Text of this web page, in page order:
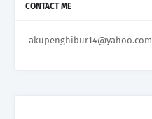
CONTACT ME
akupenghibur14@yahoo.com